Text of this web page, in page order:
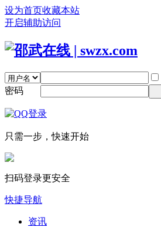
设为首页收藏本站
开启辅助访问
密码
只需一步，快速开始
扫码登录更安全
快捷导航
资讯